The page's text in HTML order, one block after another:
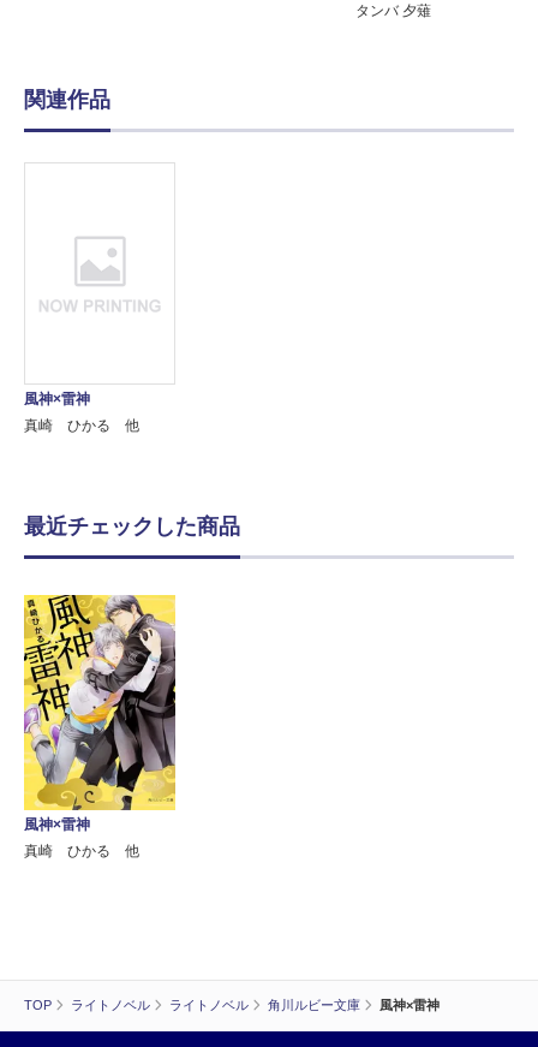
TOP ライトノベル ライトノベル 角川ルビー文庫 風神×雷神
タンバ 夕薙
関連作品
風神×雷神
真崎 ひかる 他
最近チェックした商品
風神×雷神
真崎 ひかる 他